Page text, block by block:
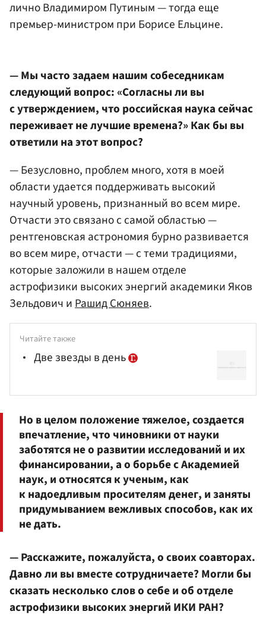
личноВладимиром Путиным— тогда еще
премьер-министром при Борисе Ельцине.
— Мы часто задаем нашим собеседникам
следующий вопрос: «Согласны ли вы
с утверждением, что российская наука сейчас
переживает не лучшие времена?» Как бы вы
ответили на этот вопрос?
— Безусловно, проблем много, хотя в моей
области удается поддерживать высокий
научный уровень, признанный во всем мире.
Отчасти это связано с самой областью —
рентгеновская астрономия бурно развивается
во всем мире, отчасти — с теми традициями,
которые заложили в нашем отделе
астрофизики высоких энергий академики Яков
Зельдович иРашид Сюняев.
Читайте также
Две звезды в день
Но в целом положение тяжелое, создается
впечатление, что чиновники от науки
заботятся не o развитии исследований и их
финансировании, а о борьбе с Академией
наук, и относятся к ученым, как
к надоедливым просителям денег, и заняты
придумыванием вежливых способов, как их
не дать.
— Расскажите, пожалуйста, о своих соавторах.
Давно ли вы вместе сотрудничаете? Могли бы
сказать несколько слов о себе и об отделе
астрофизики высоких энергий ИКИ РАН?